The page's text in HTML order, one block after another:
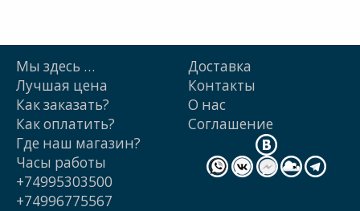
Мы здесь …
Лучшая цена
Как заказать?
Как оплатить?
Доставка
Контакты
О нас
Cоглашение
Где наш магазин?
Часы работы
+74995303500
+74996775567